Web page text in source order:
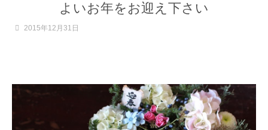
よいお年をお迎え下さい
2015年12月31日